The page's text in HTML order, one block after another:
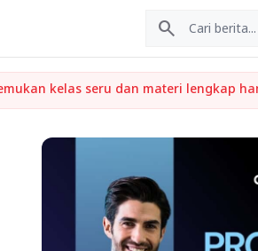
search